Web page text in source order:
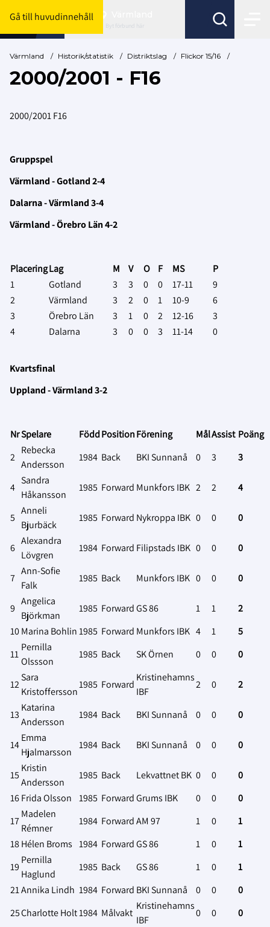
Gå till huvudinnehåll
Byt förbund här
Värmland / Historik/statistik / Distriktslag / Flickor 15/16 /
2000/2001 - F16
2000/2001 F16
Gruppspel
Värmland - Gotland 2-4
Dalarna - Värmland 3-4
Värmland - Örebro Län 4-2
PlaceringLag M V O F MS
P
1
Gotland 3 3 0 0 17-11
9
2
Värmland 3 2 0 1 10-9
6
3
Örebro Län 3 1 0 2 12-16
3
4
Dalarna 3 0 0 3 11-14 0
Kvartsfinal
Uppland - Värmland 3-2
NrSpelare FöddPositionFörening MålAssist Poäng
2
Rebecka
Andersson
1984 Back BKI Sunnanå 0 3 3
4
Sandra
Håkansson
1985 Forward Munkfors IBK 2 2 4
5
Anneli
Bjurbäck
1985 Forward Nykroppa IBK 0 0 0
6
Alexandra
Lövgren
1984 Forward Filipstads IBK 0 0 0
7
Ann-Sofie
Falk
1985 Back Munkfors IBK 0 0 0
9
Angelica
Björkman
1985 ForwardGS 86 1 1
2
10Marina Bohlin1985 Forward Munkfors IBK 4 1
5
11
Pernilla
Olssson
1985 Back SK Örnen 0 0 0
12
Sara
Kristoffersson
1985 Forward
Kristinehamns
IBF
2 0 2
13
Katarina
Andersson
1984 Back BKI Sunnanå 0 0 0
14
Emma
Hjalmarsson
1984 Back BKI Sunnanå 0 0 0
15
Kristin
Andersson
1985 Back Lekvattnet BK 0 0
0
16Frida Olsson 1985 ForwardGrums IBK 0 0
0
17
Madelen
Rémner
1984 ForwardAM 97 1 0
1
18Hélen Broms 1984 ForwardGS 86 1 0
1
19
Pernilla
Haglund
1985 Back GS 86 1 0
1
21Annika Lindh 1984 Forward BKI Sunnanå 0 0
0
25Charlotte Holt1984 Målvakt
Kristinehamns
IBF
0 0
0